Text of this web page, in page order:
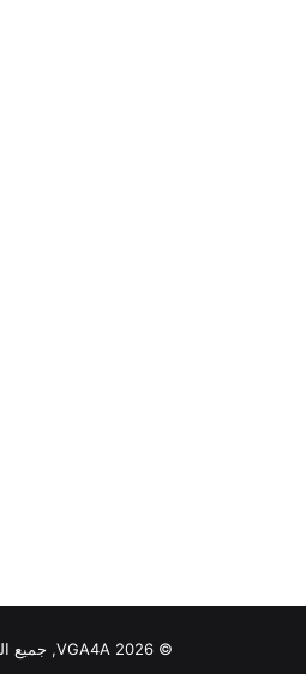
© VGA4A 2026, جميع الحقوق محفوظة